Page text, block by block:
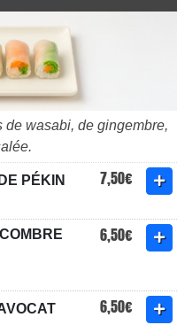
wasabi, de gingembre,
PÉKIN 7,50€
6,50€
6,50€